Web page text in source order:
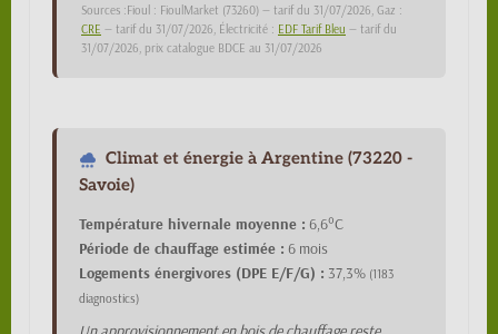
Sources :Fioul : FioulMarket (73260) — tarif du 31/07/2026, Gaz :
CRE — tarif du 31/07/2026, Électricité : EDF Tarif Bleu — tarif du
31/07/2026, prix catalogue BDCE au 31/07/2026
Climat et énergie à Argentine (73220 -
Savoie)
Température hivernale moyenne : 6,6°C
Période de chauffage estimée : 6 mois
Logements énergivores (DPE E/F/G) : 37,3% (1183
diagnostics)